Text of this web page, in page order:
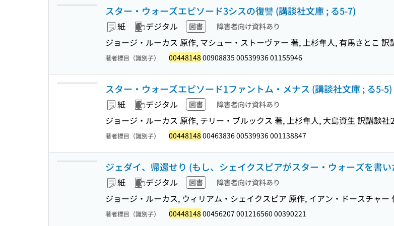
スター・ウォーズエピソード3シスの復讐 (講談社文庫 ; る5-7)
紙 デジタル 図書 障害者向け資料あり
ジョージ・ルーカス 原作, マシュー・ストーヴァー 著, 上杉隼人, 有馬さとこ 訳
著者標目（識別子） 00448148 00908835 00539936 01155946
スター・ウォーズエピソード1ファントム・メナス (講談社文庫 ; る5-5)
紙 デジタル 図書 障害者向け資料あり
ジョージ・ルーカス 原作, テリー・ブルックス 著, 上杉隼人, 大島資生 訳講談社
著者標目（識別子） 00448148 00463836 00539936 001138847
ジェダイ、帰還せり (もし、シェイクスピアがスター・ウォーズを書い
紙 デジタル 図書 障害者向け資料あり
ジョージ・ルーカス, ウィリアム・シェイクスピア 原作, イアン・ドースチャー
著者標目（識別子） 00448148 00456207 001216560 00390221